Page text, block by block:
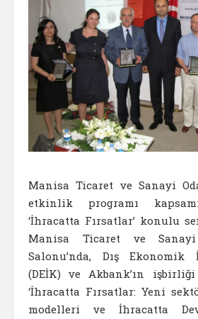
Manisa Ticaret ve Sanayi
etkinlik programı
‘İhracatta Fırsatlar’ konulu
Manisa Ticaret ve
Salonu’nda, Dış
(DEİK) ve Akbank’ın
‘İhracatta Fırsatlar: Yeni
modelleri ve İhracatta